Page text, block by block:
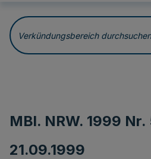
Verkündungsbereich durchsuchen
MBl. NRW. 1999
21.09.1999